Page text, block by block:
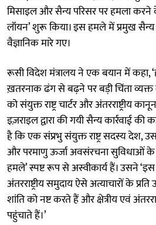
मिसाइल और सैन्य परिसर पर हमला
लॉयन’ शुरू किया। इस हमले में प्रमुख
वैज्ञानिक मारे गए।
रूसी विदेश मंत्रालय ने एक बयान में कहा,
ख़तरनाक ढंग से बढ़ने पर बड़ी चिंता
को संयुक्त राष्ट्र चार्टर और अंतरराष्ट्रीय
इज़राइल द्वारा की गयी सैन्य कार्रवाई
है कि एक संप्रभु संयुक्त राष्ट्र सदस्य देश,
और परमाणु ऊर्जा अवसंरचना सुविधाओं
हमले’ स्पष्ट रूप से अस्वीकार्य हैं। उसने
अंतरराष्ट्रीय समुदाय ऐसे अत्याचारों के
शांति को नष्ट करते हैं और क्षेत्रीय एवं
पहुंचाते हैं।’